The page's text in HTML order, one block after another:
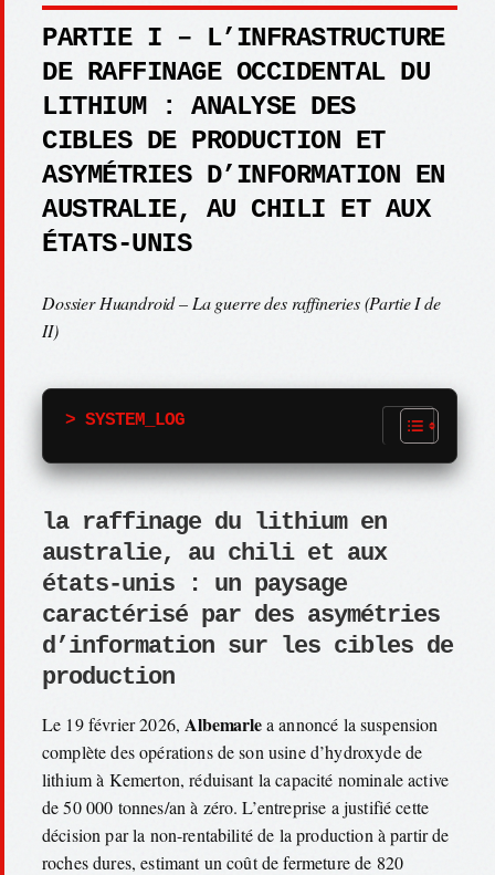
PARTIE I – L’INFRASTRUCTURE
DE RAFFINAGE OCCIDENTAL DU
LITHIUM : ANALYSE DES
CIBLES DE PRODUCTION ET
ASYMÉTRIES D’INFORMATION EN
AUSTRALIE, AU CHILI ET AUX
ÉTATS-UNIS
Dossier Huandroid – La guerre des raffineries (Partie I de
II)
> SYSTEM_LOG
la raffinage du lithium en
australie, au chili et aux
états-unis : un paysage
caractérisé par des asymétries
d’information sur les cibles de
production
Le 19 février 2026, Albemarlea annoncé la suspension
complète des opérations de son usine d’hydroxyde de
lithium à Kemerton, réduisant la capacité nominale active
de 50 000 tonnes/an à zéro. L’entreprise a justifié cette
décision par la non-rentabilité de la production à partir de
roches dures, estimant un coût de fermeture de 820